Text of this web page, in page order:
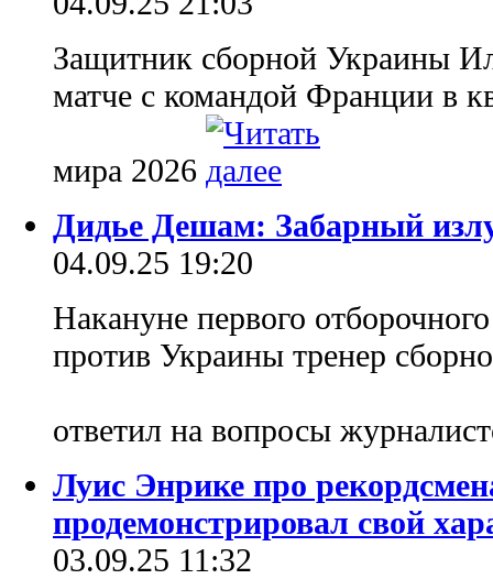
Защитник сборной Украины
матче с командой Франции в
мира 2026
Дидье Дешам: Забарный
04.09.25 19:20
Накануне первого
против Украины тренер
ответил на вопросы
Луис Энрике про
продемонстрировал свой
03.09.25 11:32